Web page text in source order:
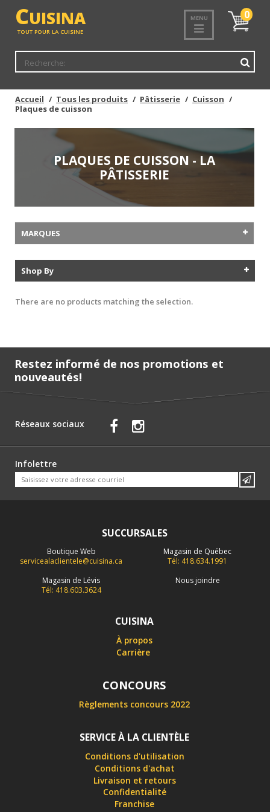
CUISINA
TOUT POUR LA CUISINE
MENU
Mon
panier
0
Accueil Tous les produits Pâtisserie
Cuisson
Plaques de cuisson
PLAQUES DE CUISSON - LA
PÂTISSERIE
MARQUES
Shop By
There are no products matching the selection.
Restez informé de nos promotions et
nouveautés!
Réseaux sociaux
Infolettre
SUCCURSALES
Boutique Web
servicealaclientele@cuisina.ca
Magasin de Québec
Tél: 418.634.1991
Magasin de Lévis
Tél: 418.603.3624
Nous joindre
CUISINA
À propos
Carrière
CONCOURS
Règlements concours 2022
SERVICE À LA CLIENTÈLE
Conditions d'utilisation
Conditions d'achat
Livraison et retours
Confidentialité
Franchise